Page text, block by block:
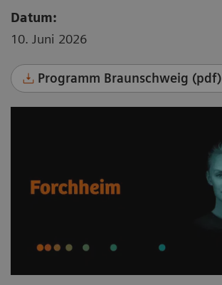
Datum:
10. Juni 2026
Programm Braunschweig (pdf)